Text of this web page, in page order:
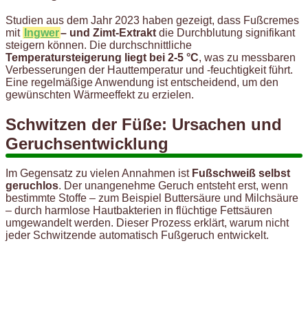
Studien aus dem Jahr 2023 haben gezeigt, dass Fußcremes
mit Ingwer– und Zimt-Extrakt die Durchblutung signifikant
steigern können. Die durchschnittliche
Temperatursteigerung liegt bei 2-5 °C, was zu messbaren
Verbesserungen der Hauttemperatur und -feuchtigkeit führt.
Eine regelmäßige Anwendung ist entscheidend, um den
gewünschten Wärmeeffekt zu erzielen.
Schwitzen der Füße: Ursachen und
Geruchsentwicklung
Im Gegensatz zu vielen Annahmen ist Fußschweiß selbst
geruchlos. Der unangenehme Geruch entsteht erst, wenn
bestimmte Stoffe – zum Beispiel Buttersäure und Milchsäure
– durch harmlose Hautbakterien in flüchtige Fettsäuren
umgewandelt werden. Dieser Prozess erklärt, warum nicht
jeder Schwitzende automatisch Fußgeruch entwickelt.